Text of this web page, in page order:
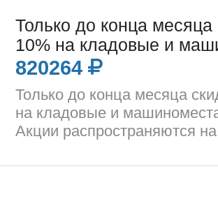
Только до конца месяца
10% на кладовые и
820264
Только до конца месяца
на кладовые и
Акции распространяются